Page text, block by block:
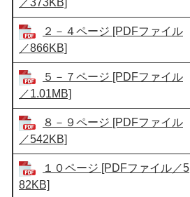
／373KB]
２－４ページ [PDFファイル
／866KB]
５－７ページ [PDFファイル
／1.01MB]
８－９ページ [PDFファイル
／542KB]
１０ページ [PDFファイル／5
82KB]